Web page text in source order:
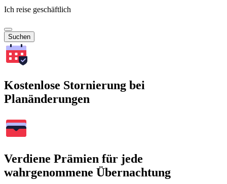
Ich reise geschäftlich
Suchen
Kostenlose Stornierung bei
Planänderungen
Verdiene Prämien für jede
wahrgenommene Übernachtung